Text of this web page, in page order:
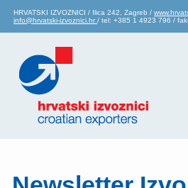
HRVATSKI IZVOZNICI / Ilica 242, Zagreb /
info@hrvatski-izvoznici.hr / tel: +385 1 4923 796 /